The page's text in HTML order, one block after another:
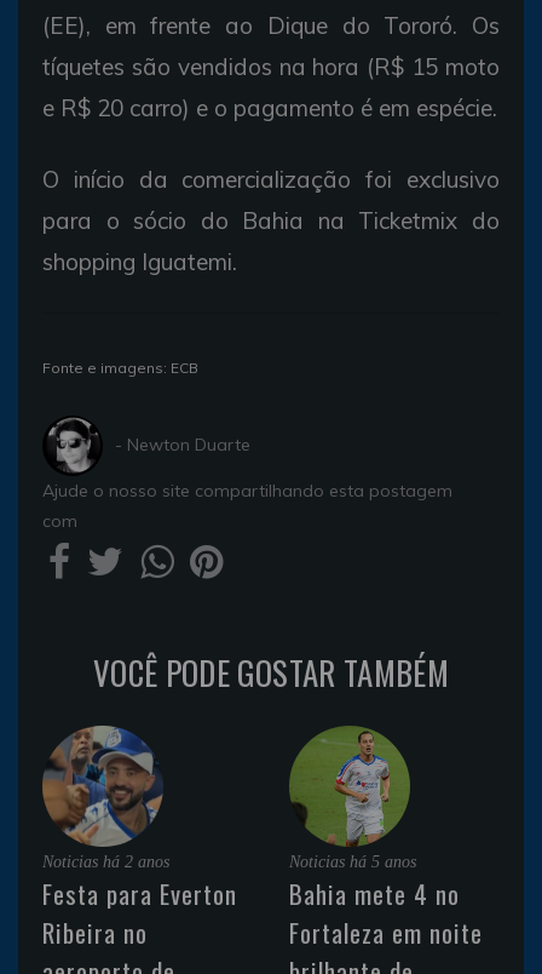
(EE), em frente ao Dique do Tororó. Os
tíquetes são vendidos na hora (R$ 15 moto
e R$ 20 carro) e o pagamento é em espécie.
O início da comercialização foi exclusivo
para o sócio do Bahia na Ticketmix do
shopping Iguatemi.
Fonte e imagens: ECB
- Newton Duarte
Ajude o nosso site compartilhando esta postagem
com
VOCÊ PODE GOSTAR TAMBÉM
Noticias há 2 anos
Festa para Everton
Ribeira no
Noticias há 5 anos
Bahia mete 4 no
Fortaleza em noite